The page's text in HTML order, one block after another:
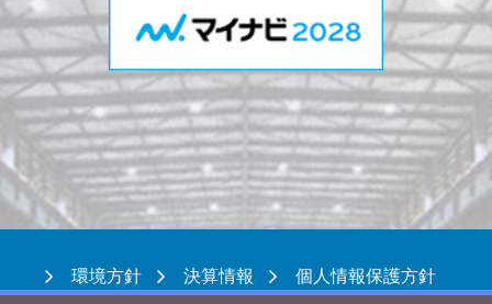
環境方針 決算情報
個人情報保護方針